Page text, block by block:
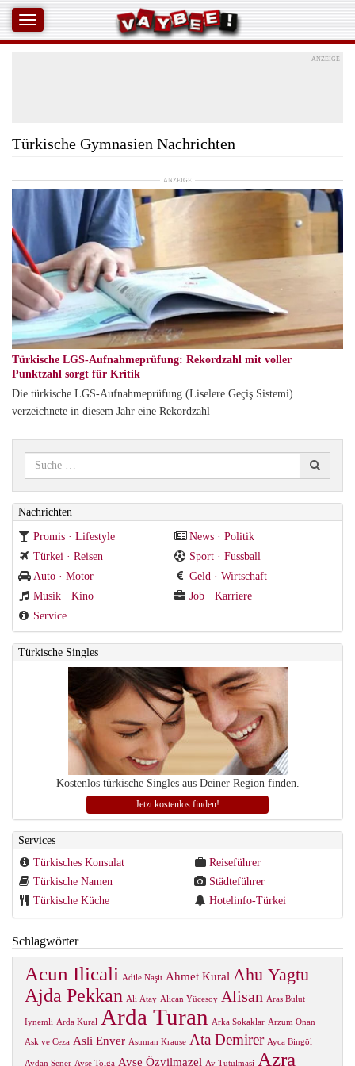
ANZEIGE
Türkische Gymnasien Nachrichten
ANZEIGE
Türkische LGS-Aufnahmeprüfung: Rekordzahl mit voller
Punktzahl sorgt für Kritik
Die türkische LGS-Aufnahmeprüfung (Liselere Geçiş Sistemi)
verzeichnete in diesem Jahr eine Rekordzahl
Nachrichten
Promis · Lifestyle
News · Politik
Türkei · Reisen
Sport · Fussball
Auto · Motor
Geld · Wirtschaft
Musik · Kino
Job · Karriere
Service
Türkische Singles
Kostenlos türkische Singles aus Deiner Region finden.
Jetzt kostenlos finden!
Services
Türkisches Konsulat
Reiseführer
Türkische Namen
Städteführer
Türkische Küche
Hotelinfo-Türkei
Schlagwörter
Acun Ilicali Adile Naşit Ahmet Kural Ahu Yagtu
Ajda Pekkan Ali Atay Alican Yücesoy Alisan Aras Bulut
Iynemli Arda Kural Arda Turan Arka Sokaklar Arzum Onan
Ask ve Ceza Asli Enver Asuman Krause Ata Demirer Ayca Bingöl
Aydan Sener Ayse Tolga Ayse Özyilmazel Ay Tutulmasi Azra